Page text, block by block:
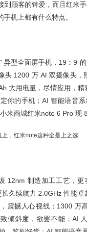
到顾客的钟爱，而且红米
机上都有什么特点。
型全面屏手机，19：9
头 1200 万 AI 双摄像头，
大用电量，尽情应用，
你的手机；AI 智能语音
米商城红米note 6 Pro 现
12nm 制造加工工艺，
久续航力 2.0GHz 性能
震撼人心视线；1300 万
致倾斜度，欲罢不能；AI